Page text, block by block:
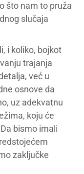
što nam to pruža
slučaja
i koliko, bojkot
trajanja
već u
osnove da
uz adekvatnu
koju će
bismo imali
zaključke